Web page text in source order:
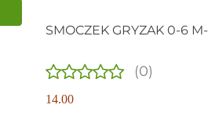
SMOCZEK GRYZAK 0-6
(0)
14.00